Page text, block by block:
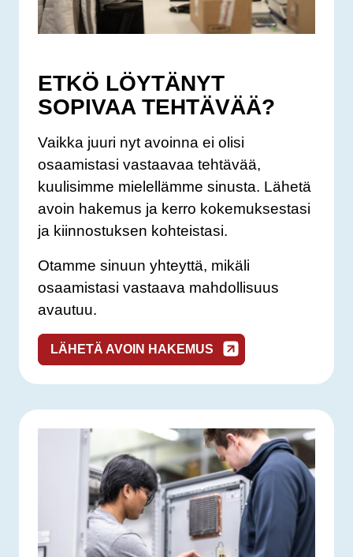
ETKÖ LÖYTÄNYT
SOPIVAA TEHTÄVÄÄ?
Vaikka juuri nyt avoinna ei olisi
osaamistasi vastaavaa tehtävää,
kuulisimme mielellämme sinusta. Lähetä
avoin hakemus ja kerro kokemuksestasi
ja kiinnostuksen kohteistasi.
Otamme sinuun yhteyttä, mikäli
osaamistasi vastaava mahdollisuus
avautuu.
LÄHETÄ AVOIN HAKEMUS